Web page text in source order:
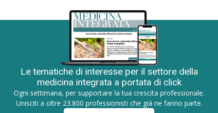
Le tematiche di interesse per il settore della
medicina integrata a portata di click
Ogni settimana, per supportare la tua crescita professionale.
Unisciti a oltre 23.800 professionisti che già ne fanno parte.